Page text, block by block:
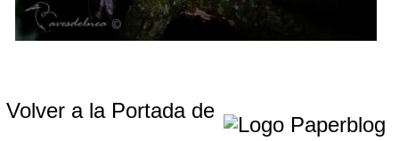
Volver a la Portada de